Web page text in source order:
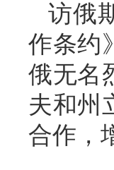
访俄
作条约
俄无名
夫和州
合作，